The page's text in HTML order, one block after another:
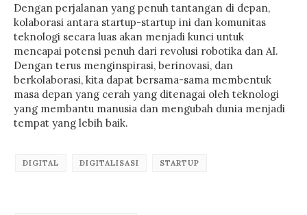
Dengan perjalanan yang penuh tantangan di depan,
kolaborasi antara startup-startup ini dan komunitas
teknologi secara luas akan menjadi kunci untuk
mencapai potensi penuh dari revolusi robotika dan AI.
Dengan terus menginspirasi, berinovasi, dan
berkolaborasi, kita dapat bersama-sama membentuk
masa depan yang cerah yang ditenagai oleh teknologi
yang membantu manusia dan mengubah dunia menjadi
tempat yang lebih baik.
DIGITAL DIGITALISASI STARTUP